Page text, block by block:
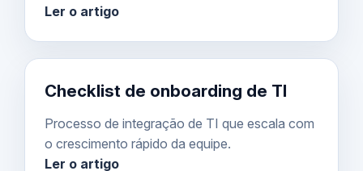
Ler o artigo
Checklist de onboarding de TI
Processo de integração de TI que escala com
o crescimento rápido da equipe.
Ler o artigo